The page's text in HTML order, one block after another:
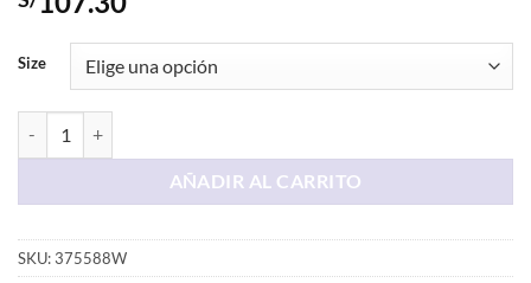
Size
AÑADIR AL CARRITO
SKU:375588W